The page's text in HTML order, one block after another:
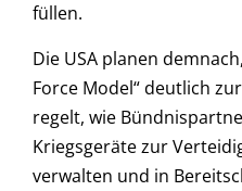
füllen.
Die USA planen
Force Model“ deutlich
regelt, wie
Kriegsgeräte zur
verwalten und in